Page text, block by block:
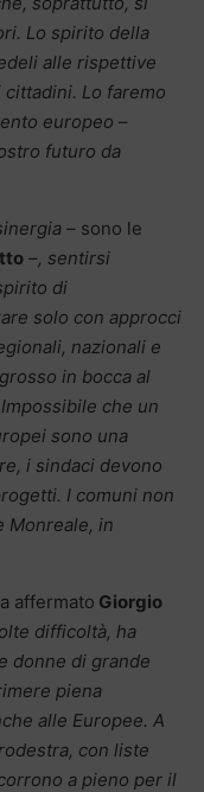
Lo spirito della
alle rispettive
Lo faremo
europeo –
futuro da
– sono le
–, sentirsi
di
solo con approcci
nazionali e
in bocca al
che un
sono una
i sindaci devono
I comuni non
Monreale, in
affermato Giorgio
difficoltà, ha
donne di grande
piena
alle Europee. A
con liste
a pieno per il